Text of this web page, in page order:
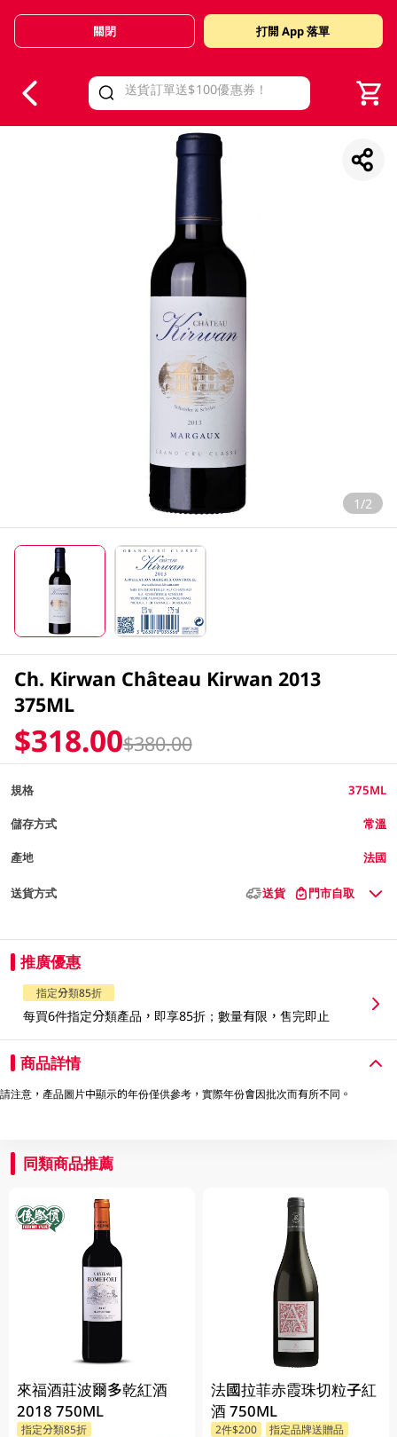
Valid Until 30 June 2026
關閉 打開 App 落單
1/2
Ch. Kirwan Château Kirwan 2013
375ML
$318.00$380.00
規格 375ML
儲存方式 常溫
產地 法國
送貨方式 送貨 門市自取
推廣優惠
指定分類85折
每買6件指定分類產品，即享85折；數量有限，售完即止
商品詳情
請注意，產品圖片中顯示的年份僅供參考，實際年份會因批次而有所不同。
同類商品推薦
來福酒莊波爾多乾紅酒
2018 750ML
指定分類85折
法國拉菲赤霞珠切粒子紅
酒 750ML
2件$200
指定品牌送贈品